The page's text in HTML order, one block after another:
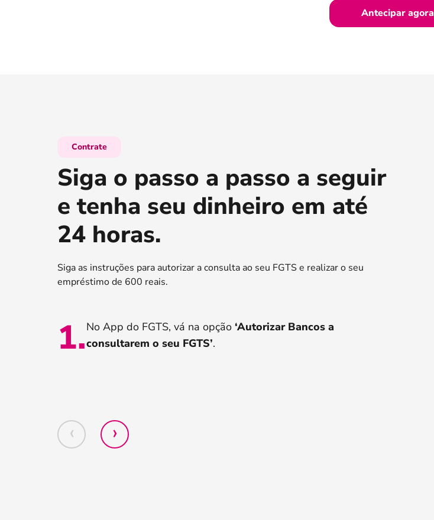
Antecipar agora
Contrate
Siga o passo a passo a seguir
e tenha seu dinheiro em até
24 horas.
Siga as instruções para autorizar a consulta ao seu FGTS e realizar o seu
empréstimo de 600 reais.
1.No App do FGTS, vá na opção ‘Autorizar Bancos a
consultarem o seu FGTS’.